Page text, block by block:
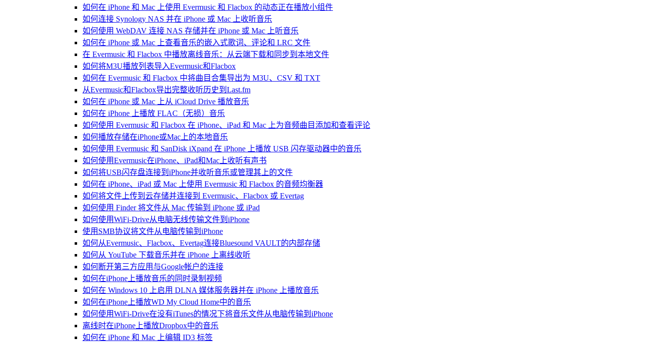
如何在 iPhone 和 Mac 上使用 Evermusic 和 Flacbox 的动态正在播放小组件
如何连接 Synology NAS 并在 iPhone 或 Mac 上收听音乐
如何使用 WebDAV 连接 NAS 存储并在 iPhone 或 Mac 上听音乐
如何在 iPhone 或 Mac 上查看音乐的嵌入式歌词、评论和 LRC 文件
在 Evermusic 和 Flacbox 中播放离线音乐：从云端下载和同步到本地文件
如何将M3U播放列表导入Evermusic和Flacbox
如何在 Evermusic 和 Flacbox 中将曲目合集导出为 M3U、CSV 和 TXT
从Evermusic和Flacbox导出完整收听历史到Last.fm
如何在 iPhone 或 Mac 上从 iCloud Drive 播放音乐
如何在 iPhone 上播放 FLAC（无损）音乐
如何使用 Evermusic 和 Flacbox 在 iPhone、iPad 和 Mac 上为音频曲目添加和查看评论
如何播放存储在iPhone或Mac上的本地音乐
如何使用 Evermusic 和 SanDisk iXpand 在 iPhone 上播放 USB 闪存驱动器中的音乐
如何使用Evermusic在iPhone、iPad和Mac上收听有声书
如何将USB闪存盘连接到iPhone并收听音乐或管理其上的文件
如何在 iPhone、iPad 或 Mac 上使用 Evermusic 和 Flacbox 的音频均衡器
如何将文件上传到云存储并连接到 Evermusic、Flacbox 或 Evertag
如何使用 Finder 将文件从 Mac 传输到 iPhone 或 iPad
如何使用WiFi-Drive从电脑无线传输文件到iPhone
使用SMB协议将文件从电脑传输到iPhone
如何从Evermusic、Flacbox、Evertag连接Bluesound VAULT的内部存储
如何从 YouTube 下载音乐并在 iPhone 上离线收听
如何断开第三方应用与Google帐户的连接
如何在iPhone上播放音乐的同时录制视频
如何在 Windows 10 上启用 DLNA 媒体服务器并在 iPhone 上播放音乐
如何在iPhone上播放WD My Cloud Home中的音乐
如何使用WiFi-Drive在没有iTunes的情况下将音乐文件从电脑传输到iPhone
离线时在iPhone上播放Dropbox中的音乐
如何在 iPhone 和 Mac 上编辑 ID3 标签